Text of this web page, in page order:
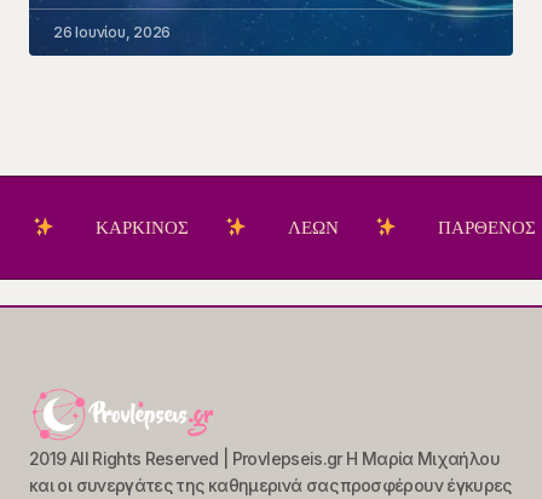
26 Ιουνίου, 2026
ΚΑΡΚΙΝΟΣ ΛΕΩΝ ΠΑΡΘΕΝΟΣ
2019 All Rights Reserved | Provlepseis.gr Η Μαρία Μιχαήλου
και οι συνεργάτες της καθημερινά σας προσφέρουν έγκυρες